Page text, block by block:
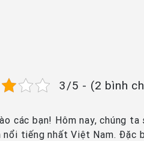
3/5 - (2 bình
các bạn! Hôm nay, chúng
nổi tiếng nhất Việt Nam. Đặc